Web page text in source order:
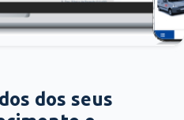
dos seus